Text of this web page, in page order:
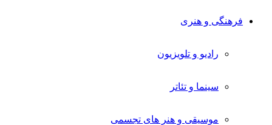
فرهنگی و هنری
رادیو و تلویزیون
سینما و تئاتر
موسیقی و هنر های تجسمی